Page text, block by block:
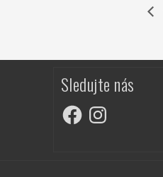
Sledujte nás
FacebookInstagram